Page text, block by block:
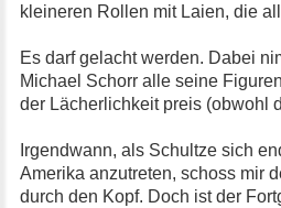
kleineren Rollen mit Laien, die
Es darf gelacht werden. Dabei
Michael Schorr alle seine
der Lächerlichkeit preis (obwohl
Irgendwann, als Schultze sich
Amerika anzutreten, schoss mir
durch den Kopf. Doch ist der